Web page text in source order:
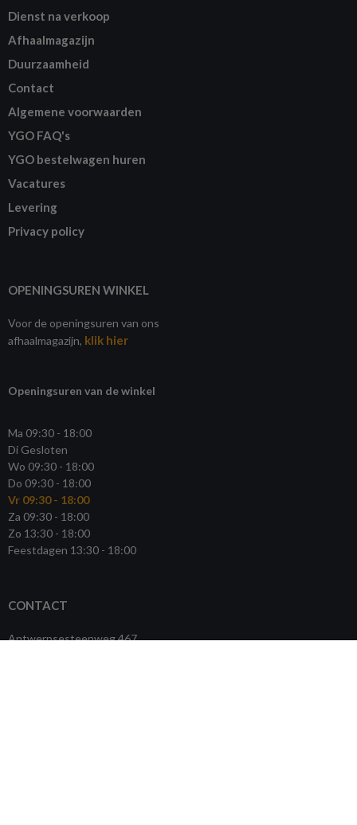
Dienst na verkoop
Afhaalmagazijn
Duurzaamheid
Contact
Algemene voorwaarden
YGO FAQ's
YGO bestelwagen huren
Vacatures
Levering
Privacy policy
OPENINGSUREN WINKEL
Voor de openingsuren van ons
afhaalmagazijn, klik hier
Openingsuren van de winkel
Ma 09:30 - 18:00
Di Gesloten
Wo 09:30 - 18:00
Do 09:30 - 18:00
Vr 09:30 - 18:00
Za 09:30 - 18:00
Zo 13:30 - 18:00
Feestdagen 13:30 - 18:00
CONTACT
Antwerpsesteenweg 467